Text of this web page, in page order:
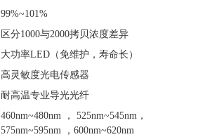
99%~101%
区分1000与2000拷贝浓度差异
大功率LED（免维护，寿命长）
高灵敏度光电传感器
耐高温专业导光光纤
460nm~480nm ， 525nm~545nm，
575nm~595nm ，600nm~620nm